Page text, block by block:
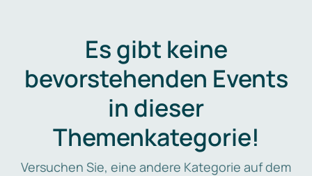
Es gibt keine
bevorstehenden Events
in dieser
Themenkategorie!
Versuchen Sie, eine andere Kategorie auf dem